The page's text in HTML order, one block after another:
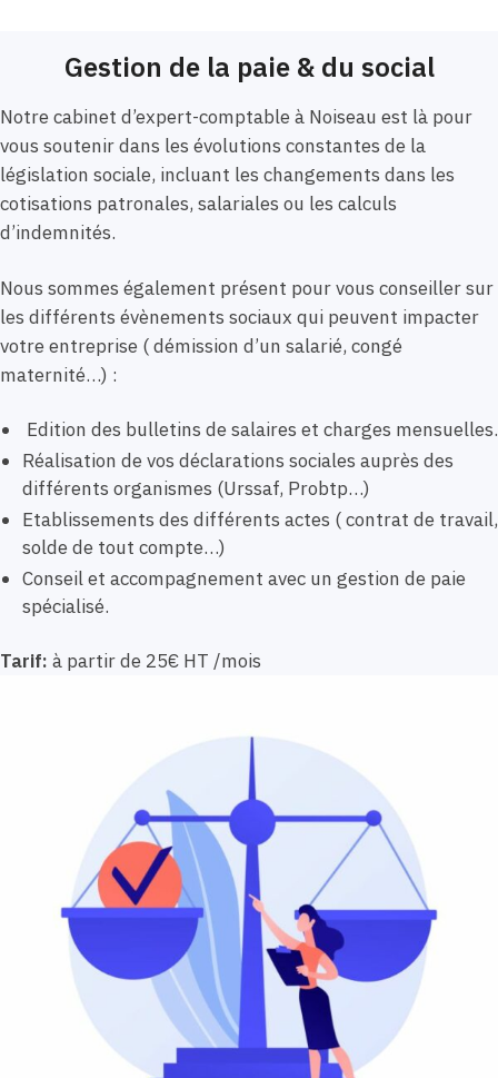
Gestion de la paie & du social
Notre cabinet d’expert-comptable à Noiseau est là pour
vous soutenir dans les évolutions constantes de la
législation sociale, incluant les changements dans les
cotisations patronales, salariales ou les calculs
d’indemnités.
Nous sommes également présent pour vous conseiller sur
les différents évènements sociaux qui peuvent impacter
votre entreprise ( démission d’un salarié, congé
maternité…) :
Edition des bulletins de salaires et charges mensuelles.
Réalisation de vos déclarations sociales auprès des
différents organismes (Urssaf, Probtp…)
Etablissements des différents actes ( contrat de travail,
solde de tout compte…)
Conseil et accompagnement avec un gestion de paie
spécialisé.
Tarif: à partir de 25€ HT /mois